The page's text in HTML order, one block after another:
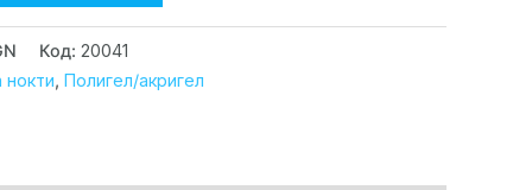
Код: 20041
нокти, Полигел/акригел